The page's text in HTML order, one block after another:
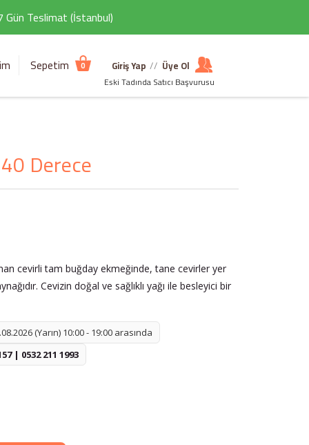
Gün Teslimat (İstanbul)
Sepetim 0 Giriş Yap // Üye Ol
Eski Tadında Satıcı Başvurusu
Derece
cevirli tam buğday ekmeğinde, tane cevirler yer
Cevizin doğal ve sağlıklı yağı ile besleyici bir
(Yarın) 10:00 - 19:00 arasında
| 0532 211 1993